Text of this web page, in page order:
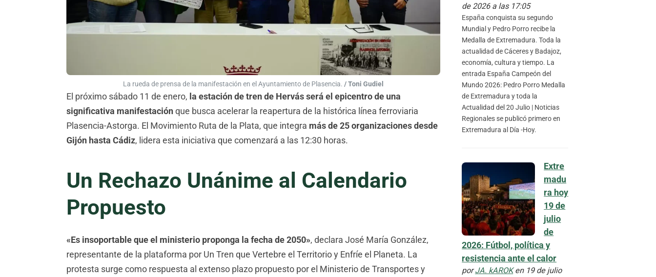
La rueda de prensa de la manifestación en el Ayuntamiento de Plasencia./ Toni Gudiel
El próximo sábado 11 de enero, la estación de tren de Hervás será el epicentro de una
significativa manifestaciónque busca acelerar la reapertura de la histórica línea ferroviaria
Plasencia-Astorga. El Movimiento Ruta de la Plata, que integra más de 25 organizaciones desde
Gijón hasta Cádiz, lidera esta iniciativa que comenzará a las 12:30 horas.
Un Rechazo Unánime al Calendario
Propuesto
«Es insoportable que el ministerio proponga la fecha de 2050», declara José María González,
representante de la plataforma por Un Tren que Vertebre el Territorio y Enfríe el Planeta. La
protesta surge como respuesta al extenso plazo propuesto por el Ministerio de Transportes y
de 2026 a las 17:05
España conquista su segundo
Mundial y Pedro Porro recibe la
Medalla de Extremadura. Toda la
actualidad de Cáceres y Badajoz,
economía, cultura y tiempo. La
entrada España Campeón del
Mundo 2026: Pedro Porro Medalla
de Extremadura y toda la
Actualidad del 20 Julio | Noticias
Regionales se publicó primero en
Extremadura al Día -Hoy.
Extre
madu
ra hoy
19 de
julio
de
2026: Fútbol, política y
resistencia ante el calor
porJA. kAROKen 19 de julio